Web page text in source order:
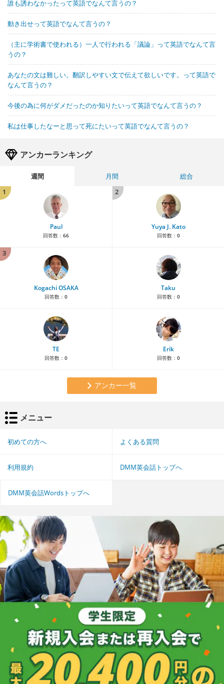
誰も誘わなかったって英語でなんて言うの？
動き出せって英語でなんて言うの？
（主に学術書で使われる）一人で行われる「議論」って英語でなんて言
うの？
あなたの文は難しい。翻訳しやすい文で伝えて欲しいです。って英語で
なんて言うの？
今後の為に何がダメだったのか知りたいって英語でなんて言うの？
私は仕事したなーと思って死にたいって英語でなんて言うの？
アンカーランキング
週間 月間
総合
1
Paul
回答数： 66
2
Yuya J. Kato
回答数： 0
3
Kogachi OSAKA
回答数： 0
Taku
回答数： 0
TE
回答数： 0
Erik
回答数： 0
アンカー一覧
メニュー
初めての方へ よくある質問
利用規約 DMM英会話トップへ
DMM英会話Wordsトップへ